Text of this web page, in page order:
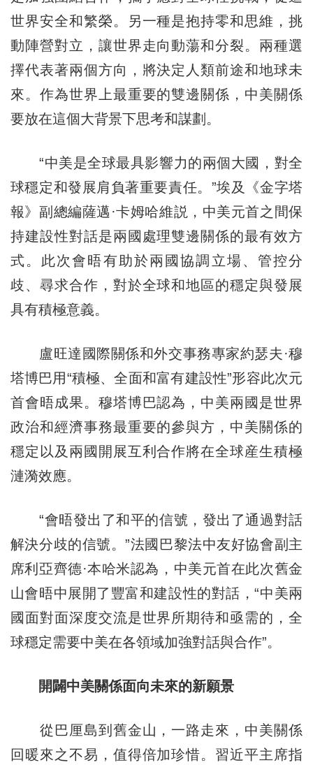
世界安全和繁榮。另一種是抱持零和思維，挑
動陣營對立，讓世界走向動蕩和分裂。兩種選
擇代表著兩個方向，將決定人類前途和地球未
來。作為世界上最重要的雙邊關係，中美關係
要放在這個大背景下思考和謀劃。
“中美是全球最具影響力的兩個大國，對全
球穩定和發展肩負著重要責任。”埃及《金字塔
報》副總編薩邁·卡姆哈維説，中美元首之間保
持建設性對話是兩國處理雙邊關係的最有效方
式。此次會晤有助於兩國協調立場、管控分
歧、尋求合作，對於全球和地區的穩定與發展
具有積極意義。
盧旺達國際關係和外交事務專家約瑟夫·穆
塔博巴用“積極、全面和富有建設性”形容此次元
首會晤成果。穆塔博巴認為，中美兩國是世界
政治和經濟事務最重要的參與方，中美關係的
穩定以及兩國開展互利合作將在全球産生積極
漣漪效應。
“會晤發出了和平的信號，發出了通過對話
解決分歧的信號。”法國巴黎法中友好協會副主
席利亞齊德·本哈米認為，中美元首在此次舊金
山會晤中展開了豐富和建設性的對話，“中美兩
國面對面深度交流是世界所期待和亟需的，全
球穩定需要中美在各領域加強對話與合作”。
開闢中美關係面向未來的新願景
從巴厘島到舊金山，一路走來，中美關係
回暖來之不易，值得倍加珍惜。習近平主席指